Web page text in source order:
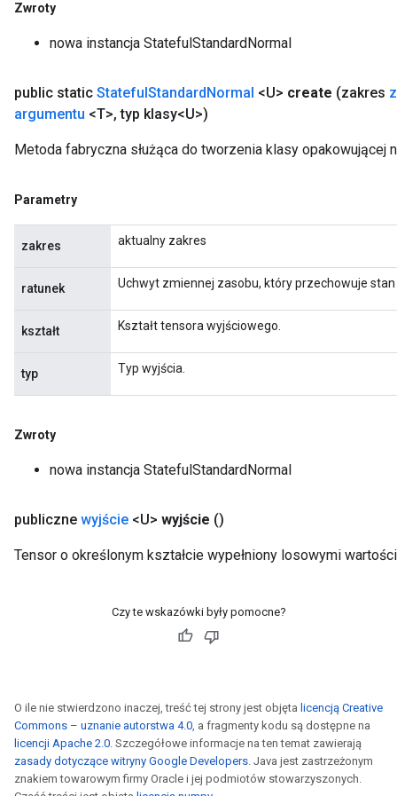
Zwroty
nowa instancja StatefulStandardNormal
public static StatefulStandardNormal <U> create (zakres
argumentu <T>, typ klasy<U>)
Metoda fabryczna służąca do tworzenia klasy opakowującej
Parametry
zakres aktualny zakres
ratunek Uchwyt zmiennej zasobu, który przechowuje stan
kształt Kształt tensora wyjściowego.
typ Typ wyjścia.
Zwroty
nowa instancja StatefulStandardNormal
publiczne wyjście <U> wyjście ()
Tensor o określonym kształcie wypełniony losowymi
Czy te wskazówki były pomocne?
O ile nie stwierdzono inaczej, treść tej strony jest objęta licencją Creative
Commons – uznanie autorstwa 4.0, a fragmenty kodu są dostępne na
licencji Apache 2.0. Szczegółowe informacje na ten temat zawierają
zasady dotyczące witryny Google Developers. Java jest zastrzeżonym
znakiem towarowym firmy Oracle i jej podmiotów stowarzyszonych.